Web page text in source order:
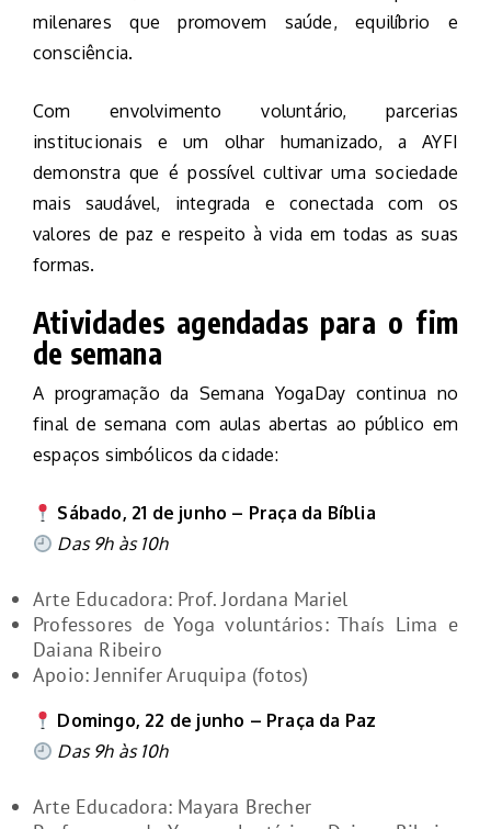
milenares que promovem saúde, equilíbrio e
consciência.
Com envolvimento voluntário, parcerias
institucionais e um olhar humanizado, a AYFI
demonstra que é possível cultivar uma sociedade
mais saudável, integrada e conectada com os
valores de paz e respeito à vida em todas as suas
formas.
Atividades agendadas para o fim
de semana
A programação da Semana YogaDay continua no
final de semana com aulas abertas ao público em
espaços simbólicos da cidade:
Sábado, 21 de junho – Praça da Bíblia
Das 9h às 10h
Arte Educadora: Prof. Jordana Mariel
Professores de Yoga voluntários: Thaís Lima e
Daiana Ribeiro
Apoio: Jennifer Aruquipa (fotos)
Domingo, 22 de junho – Praça da Paz
Das 9h às 10h
Arte Educadora: Mayara Brecher